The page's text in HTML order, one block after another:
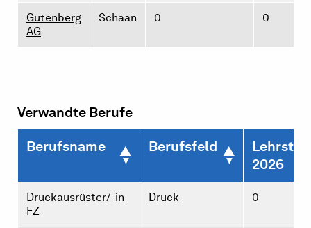
Gutenberg
AG
Schaan 0 0
Verwandte Berufe
Berufsname Berufsfeld
2026
Druckausrüster/-in
FZ
Druck 0